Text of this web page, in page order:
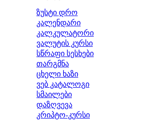
ზუსტი დრო
კალენდარი
კალკულატორი
ვალუტის კურსი
სწრაფი სესხები
თარგმნა
ცხელი ხაზი
ვებ კატალოგი
სმაილები
დაზღვევა
კრიპტო-კურსი